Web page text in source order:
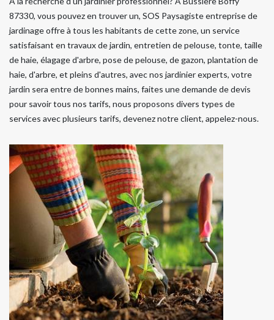
87330, vous pouvez en trouver un, SOS Paysagiste entreprise de
jardinage offre à tous les habitants de cette zone, un service
satisfaisant en travaux de jardin, entretien de pelouse, tonte, taille
de haie, élagage d'arbre, pose de pelouse, de gazon, plantation de
haie, d'arbre, et pleins d'autres, avec nos jardinier experts, votre
jardin sera entre de bonnes mains, faites une demande de devis
pour savoir tous nos tarifs, nous proposons divers types de
services avec plusieurs tarifs, devenez notre client, appelez-nous.